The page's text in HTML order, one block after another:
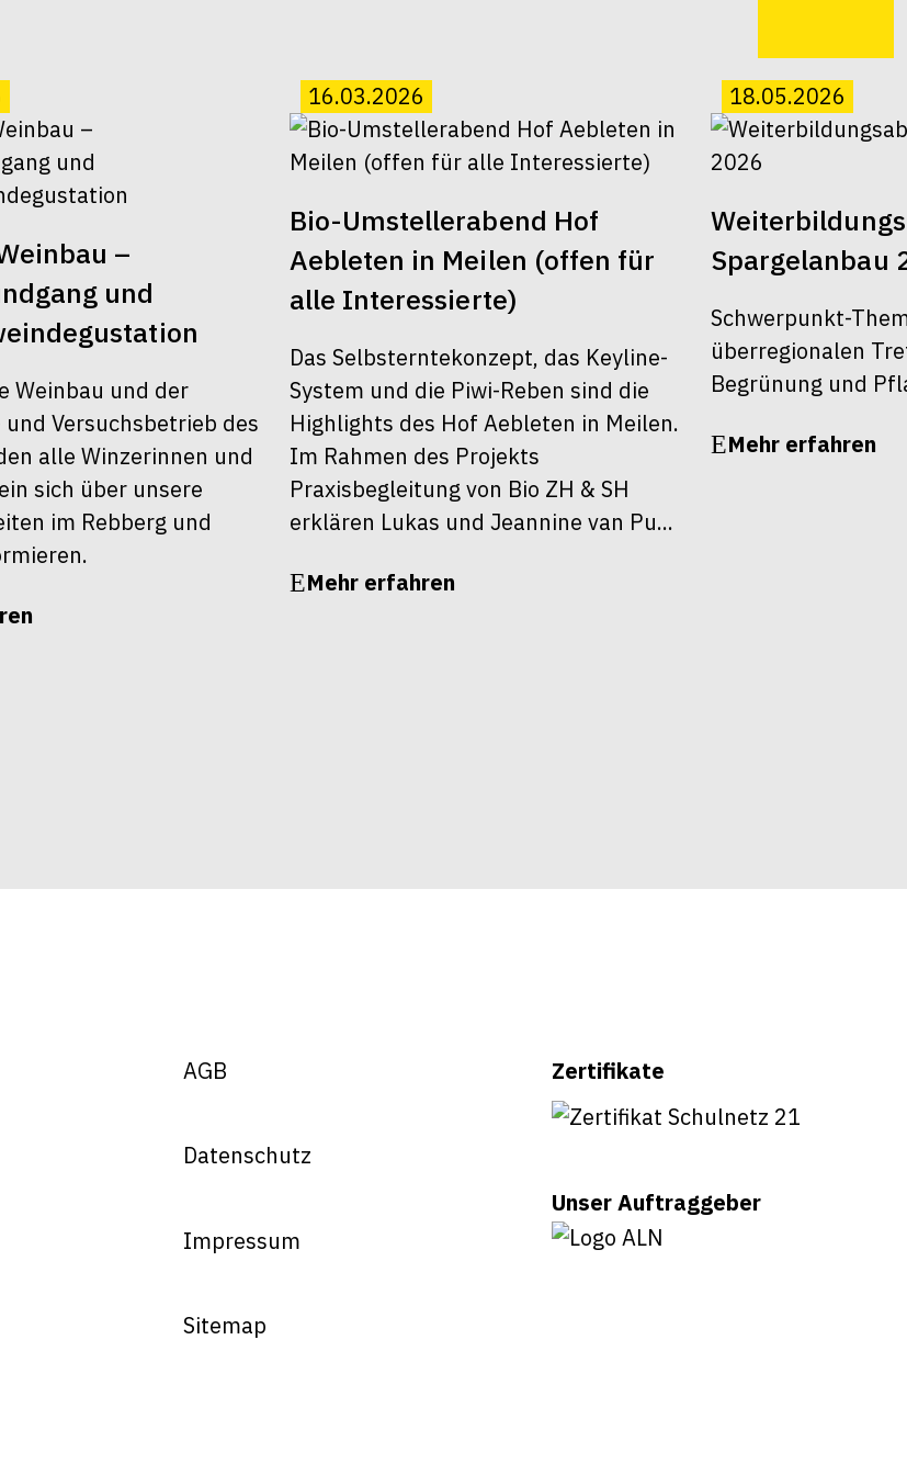
–
und
Weinbau und der
Versuchsbetrieb des
alle Winzerinnen und
sich über unsere
im Rebberg und
16.03.2026
Bio-Umstellerabend Hof
Aebleten in Meilen (offen für
alle Interessierte)
Das Selbsterntekonzept, das Keyline-
System und die Piwi-Reben sind die
Highlights des Hof Aebleten in Meilen.
Im Rahmen des Projekts
Praxisbegleitung von Bio ZH & SH
erklären Lukas und Jeannine van Pu...
Mehr erfahren
18.05.2026
Spargelanbau
Schwerpunkt-
überregionalen
Begrünung und
Mehr erfahren
AGB
Datenschutz
Impressum
Sitemap
Zertifikate
Unser Auftraggeber